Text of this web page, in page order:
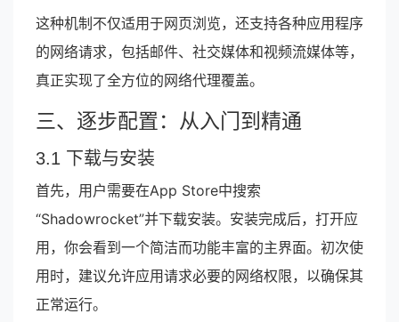
这种机制不仅适用于网页浏览，还支持各种应用程序
的网络请求，包括邮件、社交媒体和视频流媒体等，
真正实现了全方位的网络代理覆盖。
三、逐步配置：从入门到精通
3.1 下载与安装
首先，用户需要在App Store中搜索
“Shadowrocket”并下载安装。安装完成后，打开应
用，你会看到一个简洁而功能丰富的主界面。初次使
用时，建议允许应用请求必要的网络权限，以确保其
正常运行。